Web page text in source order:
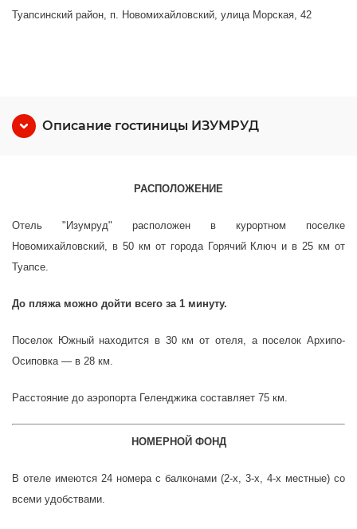
Туапсинский район, п. Новомихайловский, улица Морская, 42
Описание гостиницы ИЗУМРУД
РАСПОЛОЖЕНИЕ
Отель "Изумруд" расположен в курортном поселке
Новомихайловский, в 50 км от города Горячий Ключ и в 25 км от
Туапсе.
До пляжа можно дойти всего за 1 минуту.
Поселок Южный находится в 30 км от отеля, а поселок Архипо-
Осиповка — в 28 км.
Расстояние до аэропорта Геленджика составляет 75 км.
НОМЕРНОЙ ФОНД
В отеле имеются 24 номера с балконами (2-х, 3-х, 4-х местные) со
всеми удобствами.